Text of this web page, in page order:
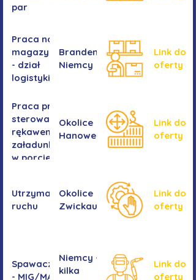
par
Praca na
magazynie
- dział
logistyki
Brandenburgia,
Niemcy
Link do
oferty
Praca przy
sterowaniu
rękawem
załadunkowym
w porcie
Okolice
Hanower
Link do
oferty
Utrzymanie
ruchu
Okolice
Zwickau
Link do
oferty
Spawacz/spawaczka
- MIG/MAG/TIG
Niemcy -
kilka
Link do
oferty